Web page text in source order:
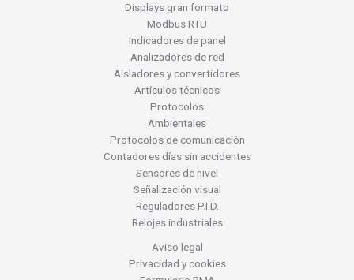
Displays gran formato
Modbus RTU
Indicadores de panel
Analizadores de red
Aisladores y convertidores
Artículos técnicos
Protocolos
Ambientales
Protocolos de comunicación
Contadores días sin accidentes
Sensores de nivel
Señalización visual
Reguladores P.I.D.
Relojes industriales
Aviso legal
Privacidad y cookies